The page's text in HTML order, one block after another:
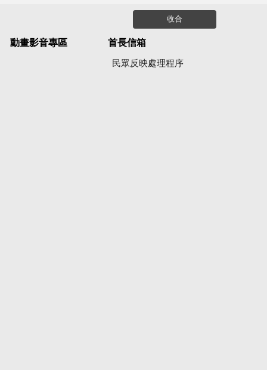
收合
動畫影音專區 首長信箱
民眾反映處理程序